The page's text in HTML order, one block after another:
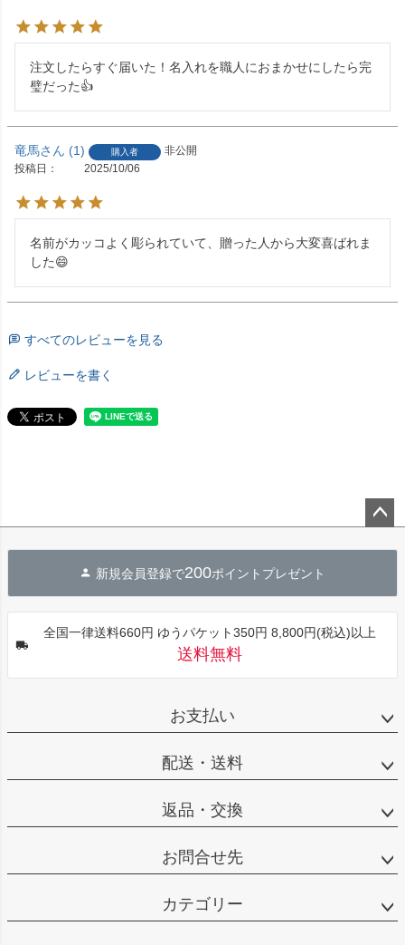
注文したらすぐ届いた！名入れを職人におまかせにしたら完
璧だった👍
竜馬 1 購入者
非公開
投稿日
2025/10/06
名前がカッコよく彫られていて、贈った人から大変喜ばれま
した😄
すべてのレビューを見る
レビューを書く
へ
新規会員登録で200ポイントプレゼント
全国一律送料660円 ゆうパケット350円 8,800円(税込)以上
送料無料
お支払い
配送・送料
返品・交換
お問合せ先
カテゴリー